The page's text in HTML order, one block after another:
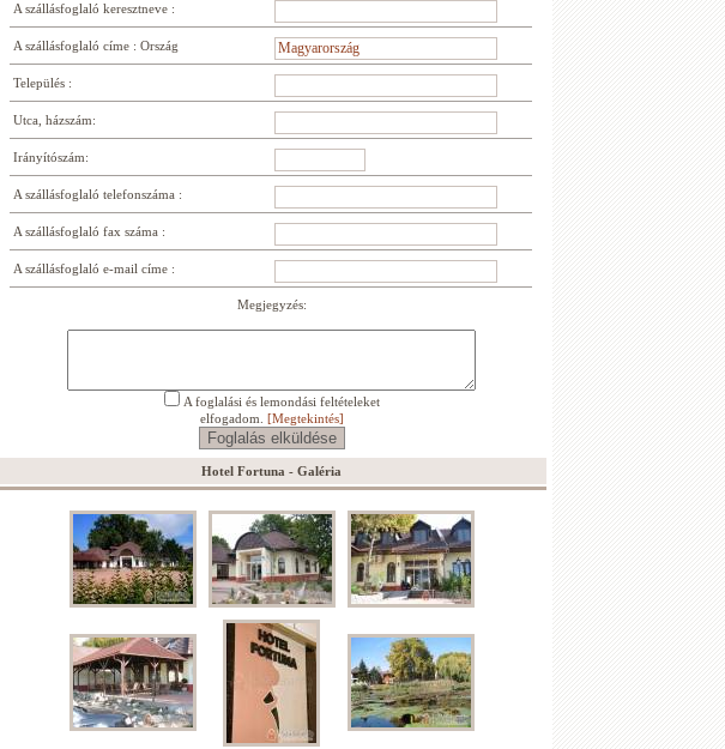
A szállásfoglaló keresztneve :
A szállásfoglaló címe : Ország
Település :
Utca, házszám:
Irányítószám:
A szállásfoglaló telefonszáma :
A szállásfoglaló fax száma :
A szállásfoglaló e-mail címe :
Megjegyzés:
A foglalási és lemondási feltételeket
elfogadom. [Megtekintés]
Hotel Fortuna - Galéria